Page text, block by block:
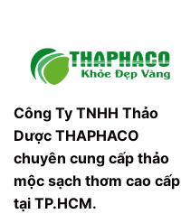
nhiều
biến
Các
tùy
chọn
có
thể
được
Công Ty TNHH Thảo
Dược THAPHACO
chuyên cung cấp thảo
mộc sạch thơm cao cấp
tại TP.HCM.